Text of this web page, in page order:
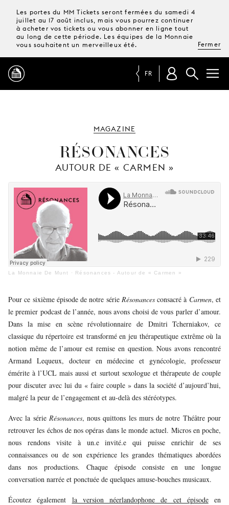
Les portes du MM Tickets seront fermées du samedi 4
juillet au 17 août inclus, mais vous pourrez continuer
à acheter vos tickets ou vous abonner en ligne tout
au long de cette période. Les équipes de la Monnaie
vous souhaitent un merveilleux été.
Fermer
TICKETS &
VOTRE
JEUNE
PUBLIC
NOUS
SOUTENIR
FR
MAGAZINE
RÉSONANCES
AUTOUR DE « CARMEN »
La Monnaie De Munt · Résonances - Autour de « Carmen »
Pour ce sixième épisode de notre série Résonancesconsacré à Carmen, et
le premier podcast de l’année, nous avons choisi de vous parler d’amour.
Dans la mise en scène révolutionnaire de Dmitri Tcherniakov, ce
classique du répertoire est transformé en jeu thérapeutique extrême où la
notion même de l’amour est remise en question. Nous avons rencontré
Armand Lequeux, docteur en médecine et gynécologie, professeur
émérite à l’UCL mais aussi et surtout sexologue et thérapeute de couple
pour discuter avec lui du « faire couple » dans la société d’aujourd’hui,
malgré la peur de l’engagement et au-delà des stéréotypes.
Avec la série Résonances, nous quittons les murs de notre Théâtre pour
retrouver les échos de nos opéras dans le monde actuel. Micros en poche,
nous rendons visite à un.e invité.e qui puisse enrichir de ses
connaissances ou de son expérience les grandes thématiques abordées
dans nos productions. Chaque épisode consiste en une longue
conversation narrée et ponctuée de quelques amuse-bouches musicaux.
Écoutez également la version néerlandophone de cet épisodeen